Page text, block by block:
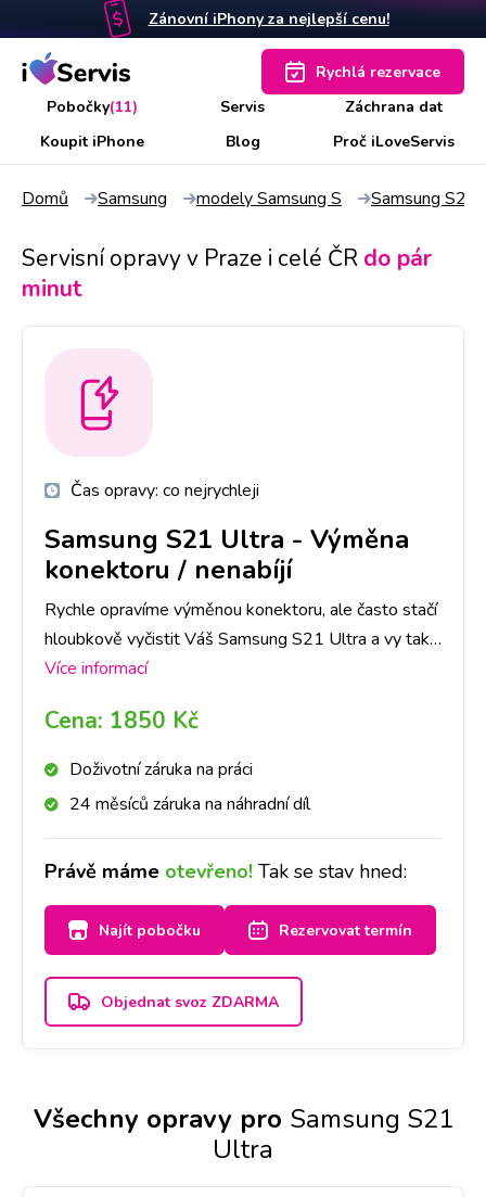
Zánovní iPhony za nejlepší cenu!
Pobočky(11) Servis
Záchrana dat
Koupit iPhone
Blog Proč iLoveServis
Rychlá rezervace
Domů Samsung modely Samsung S Samsung S21
Servisní opravy v Praze i celé ČR do pár
minut
Čas opravy: co nejrychleji
Samsung S21 Ultra - Výměna
konektoru / nenabíjí
Rychle opravíme výměnou konektoru, ale často stačí
hloubkově vyčistit Váš Samsung S21 Ultra a vy tak
ušetříte čas i peníze. Nejlepší je nyní se zastavit na
Více informací
Cena: 1850 Kč
Doživotní záruka na práci
24 měsíců záruka na náhradní díl
Právě máme otevřeno! Tak se stav hned:
Najít pobočku Rezervovat termín
Objednat svoz ZDARMA
Všechny opravy pro Samsung S21
Ultra